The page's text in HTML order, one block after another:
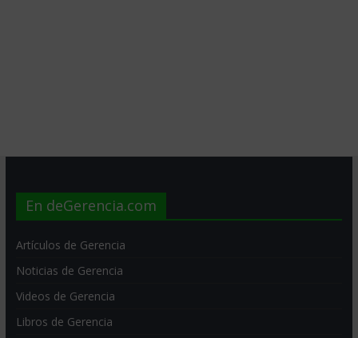
En deGerencia.com
Artículos de Gerencia
Noticias de Gerencia
Videos de Gerencia
Libros de Gerencia